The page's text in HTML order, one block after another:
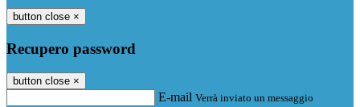
button close ×
Recupero password
button close ×
E-mail Verrà inviato un messaggio